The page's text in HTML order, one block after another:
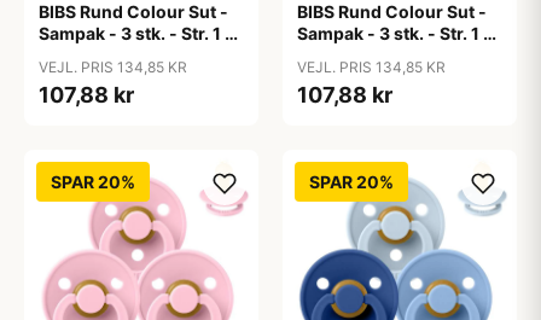
BIBS Rund Colour Sut -
Sampak - 3 stk. - Str. 1 -
VEJL. PRIS 134,85 KR
107,88 kr
BIBS Rund Colour Sut -
Sampak - 3 stk. - Str. 1 -
VEJL. PRIS 134,85 KR
107,88 kr
SPAR 20% SPAR 20%